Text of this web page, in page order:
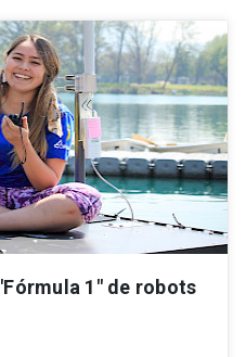
1" de robots